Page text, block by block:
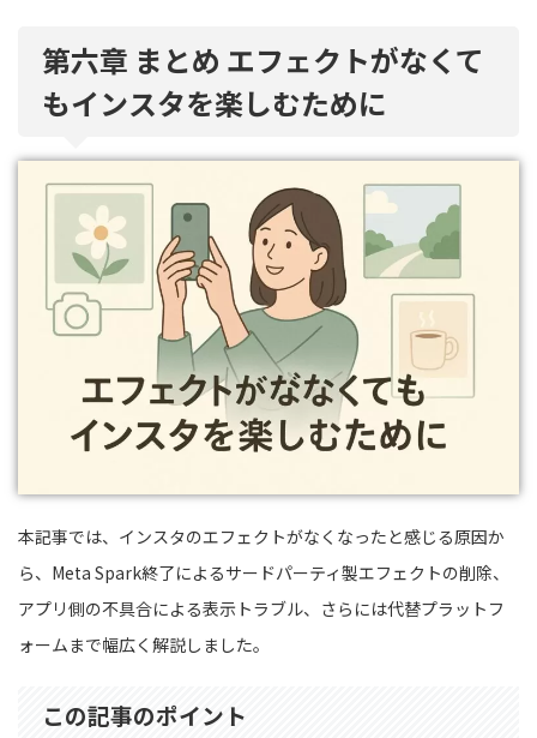
第六章 まとめ エフェクトがなくて
もインスタを楽しむために
本記事では、インスタのエフェクトがなくなったと感じる原因か
ら、Meta Spark終了によるサードパーティ製エフェクトの削除、
アプリ側の不具合による表示トラブル、さらには代替プラットフ
ォームまで幅広く解説しました。
この記事のポイント